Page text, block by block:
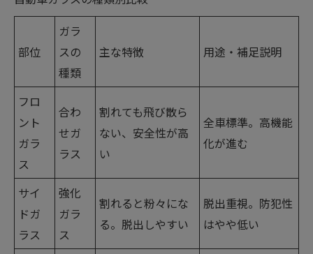
部位
ガラ
スの
種類
主な特徴 用途・補足説明
フロ
ント
ガラ
ス
合わ
せガ
ラス
割れても飛び散ら
ない、安全性が高
い
全車標準。高機能
化が進む
サイ
ドガ
ラス
強化
ガラ
ス
割れると粉々にな
る。脱出しやすい
脱出重視。防犯性
はやや低い